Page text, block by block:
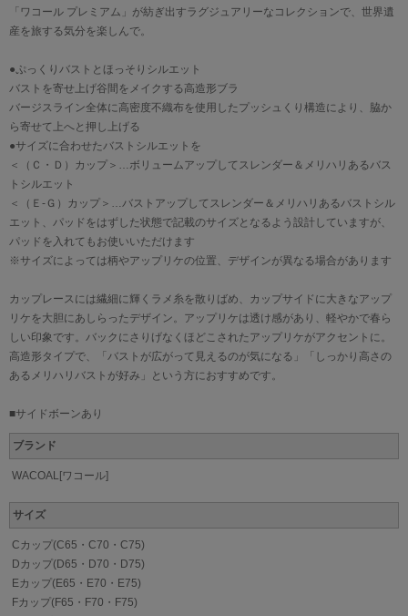
「ワコール プレミアム」が紡ぎ出すラグジュアリーなコレクションで、世界遺
産を旅する気分を楽しんで。
●ぷっくりバストとほっそりシルエット
バストを寄せ上げ谷間をメイクする高造形ブラ
バージスライン全体に高密度不織布を使用したプッシュくり構造により、脇か
ら寄せて上へと押し上げる
●サイズに合わせたバストシルエットを
＜（Ｃ・Ｄ）カップ＞…ボリュームアップしてスレンダー＆メリハリあるバス
トシルエット
＜（Ｅ-Ｇ）カップ＞…バストアップしてスレンダー＆メリハリあるバストシル
エット、パッドをはずした状態で記載のサイズとなるよう設計していますが、
パッドを入れてもお使いいただけます
※サイズによっては柄やアップリケの位置、デザインが異なる場合があります
カップレースには繊細に輝くラメ糸を散りばめ、カップサイドに大きなアップ
リケを大胆にあしらったデザイン。アップリケは透け感があり、軽やかで春ら
しい印象です。バックにさりげなくほどこされたアップリケがアクセントに。
高造形タイプで、「バストが広がって見えるのが気になる」「しっかり高さの
あるメリハリバストが好み」という方におすすめです。
■サイドボーンあり
ブランド
WACOAL[ワコール]
サイズ
Cカップ(C65・C70・C75)
Dカップ(D65・D70・D75)
Eカップ(E65・E70・E75)
Fカップ(F65・F70・F75)